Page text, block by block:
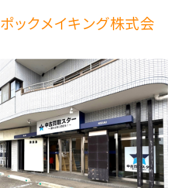
ックメイキング株式会